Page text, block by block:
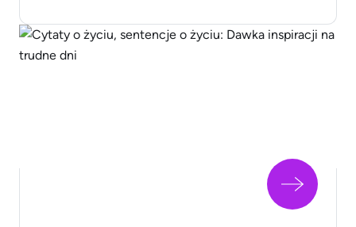
pomagają nam zrozumieć samych siebie oraz
nasze relacje z innymi. Oto kilka przykładów